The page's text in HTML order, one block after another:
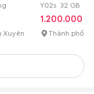
Xuyên
Y02s 32 GB
1.200.000 đ
Thành phố